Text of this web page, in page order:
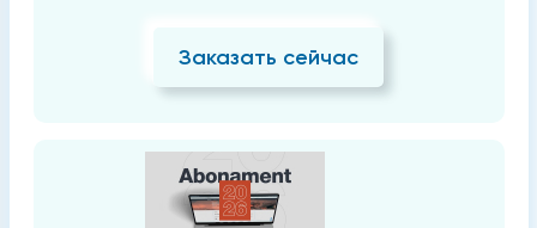
Заказать сейчас